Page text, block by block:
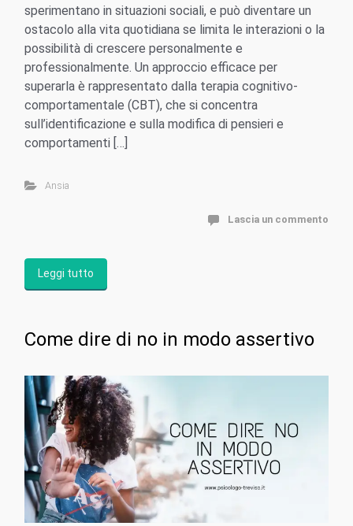
sperimentano in situazioni sociali, e può diventare un
ostacolo alla vita quotidiana se limita le interazioni o la
possibilità di crescere personalmente e
professionalmente. Un approccio efficace per
superarla è rappresentato dalla terapia cognitivo-
comportamentale (CBT), che si concentra
sull’identificazione e sulla modifica di pensieri e
comportamenti […]
Ansia
Lascia un commento
Leggi tutto
Come dire di no in modo assertivo